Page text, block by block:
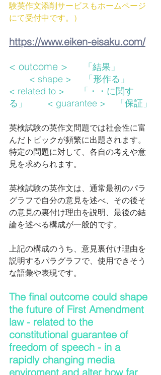
験英作文添削サービスもホームページ
にて受付中です。）
https://www.eiken-eisaku.com/
< outcome >
「結果」
        < shape >     「形作る」
< related to >      「・・に関す
る」        < guarantee >    「保証」
英検試験の英作文問題では社会性に富
んだトピックが頻繁に出題されます。
特定の問題に対して、各自の考えや意
見を求められます。
英検試験の英作文は、通常最初のパラ
グラフで自分の意見を述べ、その後そ
の意見の裏付け理由を説明、最後の結
論を述べる構成が一般的です。
上記の構成のうち、意見裏付け理由を
説明するパラグラフで、使用できそう
な語彙や表現です。
The final outcome could shape
the future of First Amendment
law - related to the
constitutional guarantee of
freedom of speech - in a
rapidly changing media
enviroment and alter how far